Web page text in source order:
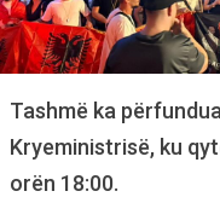
Tashmë ka
Kryeministrisë, ku
orën 18:00.